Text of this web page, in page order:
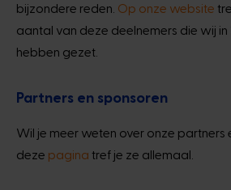
bijzondere reden. Op onze website
aantal van deze deelnemers die wij in
hebben gezet.
Partners en sponsoren
Wil je meer weten over onze partners
deze pagina tref je ze allemaal.